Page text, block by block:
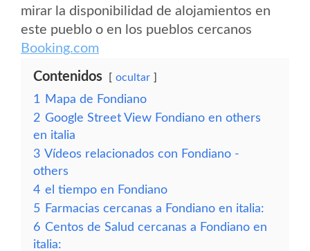
mirar la disponibilidad de alojamientos en
este pueblo o en los pueblos cercanos
Booking.com
Contenidos ocultar
1
Mapa de Fondiano
2 Google Street View Fondiano en others
en italia
3 Vídeos relacionados con Fondiano -
others
4 el tiempo en Fondiano
5 Farmacias cercanas a Fondiano en italia:
6 Centos de Salud cercanas a Fondiano en
italia: